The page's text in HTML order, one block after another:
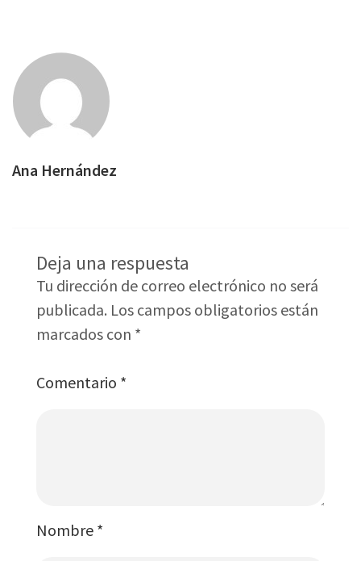
Ana Hernández
Deja una respuesta
Tu dirección de correo electrónico no será
publicada. Los campos obligatorios están
marcados con *
Comentario *
Nombre *